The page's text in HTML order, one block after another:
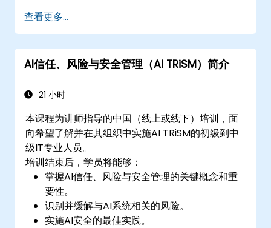
栏）保护AI系统。通过动手实验和真实案例，学员
将掌握识别AI攻击模式、保护基于LLM的应用程序以
及为生产环境部署有效运行时防御的技能。
查看更多...
AI信任、风险与安全管理（AI TRiSM）简介
21 小时
本课程为讲师指导的中国（线上或线下）培训，面
向希望了解并在其组织中实施AI TRiSM的初级到中
级IT专业人员。
培训结束后，学员将能够：
掌握AI信任、风险与安全管理的关键概念和重
要性。
识别并缓解与AI系统相关的风险。
实施AI安全的最佳实践。